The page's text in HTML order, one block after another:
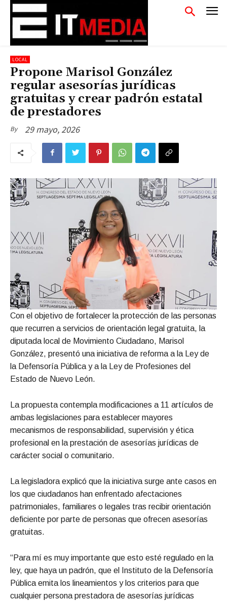
LOCAL
Propone Marisol González
regular asesorías jurídicas
gratuitas y crear padrón estatal
de prestadores
By 29 mayo, 2026
Con el objetivo de fortalecer la protección de las personas
que recurren a servicios de orientación legal gratuita, la
diputada local de Movimiento Ciudadano, Marisol
González, presentó una iniciativa de reforma a la Ley de
la Defensoría Pública y a la Ley de Profesiones del
Estado de Nuevo León.
La propuesta contempla modificaciones a 11 artículos de
ambas legislaciones para establecer mayores
mecanismos de responsabilidad, supervisión y ética
profesional en la prestación de asesorías jurídicas de
carácter social o comunitario.
La legisladora explicó que la iniciativa surge ante casos en
los que ciudadanos han enfrentado afectaciones
patrimoniales, familiares o legales tras recibir orientación
deficiente por parte de personas que ofrecen asesorías
gratuitas.
“Para mí es muy importante que esto esté regulado en la
ley, que haya un padrón, que el Instituto de la Defensoría
Pública emita los lineamientos y los criterios para que
cualquier persona prestadora de asesorías jurídicas